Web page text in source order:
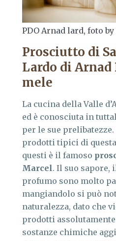
PDO Arnad lard, foto
Prosciutto di
Lardo di Arnad
mele
La cucina della Valle
ed è conosciuta in
per le sue
prodotti tipici di
questi è il famoso
Marcel. Il suo sapore,
profumo sono molto
mangiandolo si può
naturalezza, dato che
prodotti
sostanze chimiche